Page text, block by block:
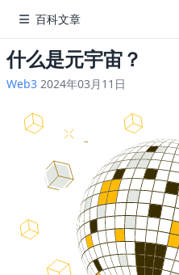
百科文章
什么是元宇宙？
Web3 2024年03月11日